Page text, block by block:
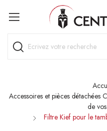
Accessoires et pièces
de
Filtre Kief pour le